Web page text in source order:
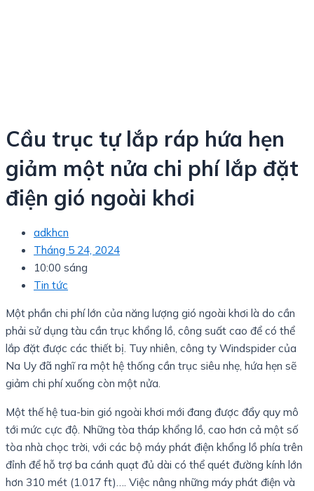
Cầu trục tự lắp ráp hứa hẹn
giảm một nửa chi phí lắp đặt
điện gió ngoài khơi
adkhcn
Tháng 5 24, 2024
10:00 sáng
Tin tức
Một phần chi phí lớn của năng lượng gió ngoài khơi là do cần
phải sử dụng tàu cần trục khổng lồ, công suất cao để có thể
lắp đặt được các thiết bị. Tuy nhiên, công ty Windspider của
Na Uy đã nghĩ ra một hệ thống cần trục siêu nhẹ, hứa hẹn sẽ
giảm chi phí xuống còn một nửa.
Một thế hệ tua-bin gió ngoài khơi mới đang được đẩy quy mô
tới mức cực độ. Những tòa tháp khổng lồ, cao hơn cả một số
tòa nhà chọc trời, với các bộ máy phát điện khổng lồ phía trên
đỉnh để hỗ trợ ba cánh quạt đủ dài có thể quét đường kính lớn
hơn 310 mét (1.017 ft)…. Việc nâng những máy phát điện và